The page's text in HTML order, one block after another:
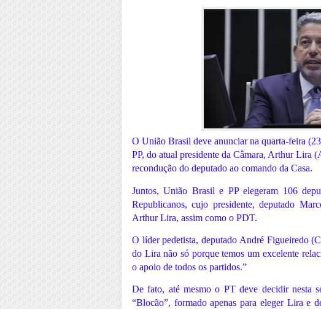
O União Brasil deve anunciar na quarta-feira
PP, do atual presidente da Câmara, Arthur Lira
recondução do deputado ao comando da Casa.
Juntos, União Brasil e PP elegeram 106
Republicanos, cujo presidente, deputado
Arthur Lira, assim como o PDT.
O líder pedetista, deputado André Figueiredo
do Lira não só porque temos um excelente
o apoio de todos os partidos.”
De fato, até mesmo o PT deve decidir nesta
“Blocão”, formado apenas para eleger Lira e